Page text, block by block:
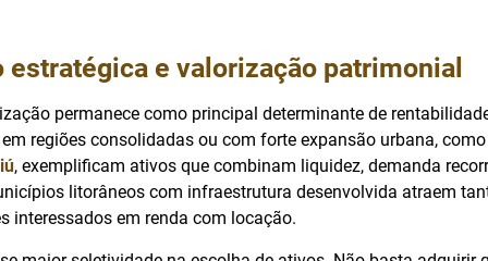
estratégica e valorização patrimonial
permanece como principal determinante de
regiões consolidadas ou com forte expansão urbana,
, exemplificam ativos que combinam liquidez, demanda
litorâneos com infraestrutura desenvolvida atraem
interessados em renda com locação.